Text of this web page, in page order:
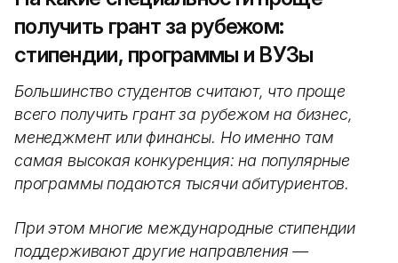
получить грант за рубежом:
стипендии, программы и ВУЗы
Большинство студентов считают, что проще
всего получить грант за рубежом на бизнес,
менеджмент или финансы. Но именно там
самая высокая конкуренция: на популярные
программы подаются тысячи абитуриентов.
При этом многие международные стипендии
поддерживают другие направления —